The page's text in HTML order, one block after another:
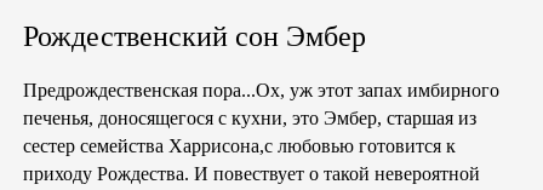
Рождественский сон Эмбер
Предрождественская пора...Ох, уж этот запах имбирного
печенья, доносящегося с кухни, это Эмбер, старшая из
сестер семейства Харрисона,с любовью готовится к
приходу Рождества. И повествует о такой невероятной